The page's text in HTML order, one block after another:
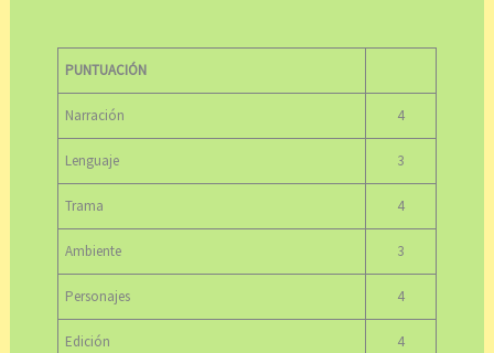
PUNTUACIÓN
Narración 4
Lenguaje 3
Trama 4
Ambiente 3
Personajes 4
Edición 4